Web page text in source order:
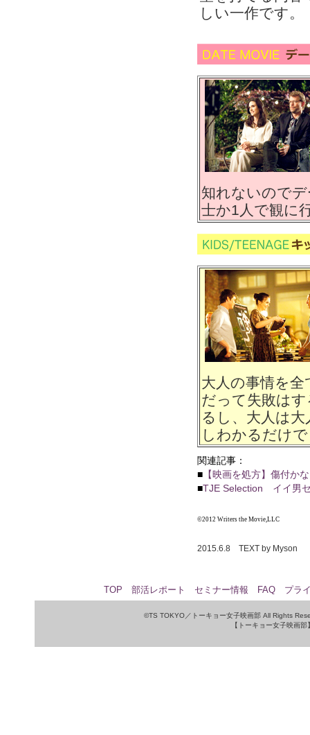
しい一作です。
知れないので
士か1人で観に
大人の事情を
だって失敗は
るし、大人は
しわかるだけ
関連記事：
■ 【映画を処方】傷付か
■TJE Selection イイ男
©2012 Writers the Movie,LLC
2015.6.8 TEXT by Myson
TOP 部活レポート セミナー情報 FAQ プラ
©TS TOKYO／トーキョー女子映画部 All Rights
【トーキョー女子映画